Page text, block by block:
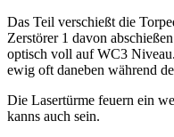
Das Teil verschießt die
Zerstörer 1 davon
optisch voll auf WC3
ewig oft daneben während
Die Lasertürme feuern ein
kanns auch sein.